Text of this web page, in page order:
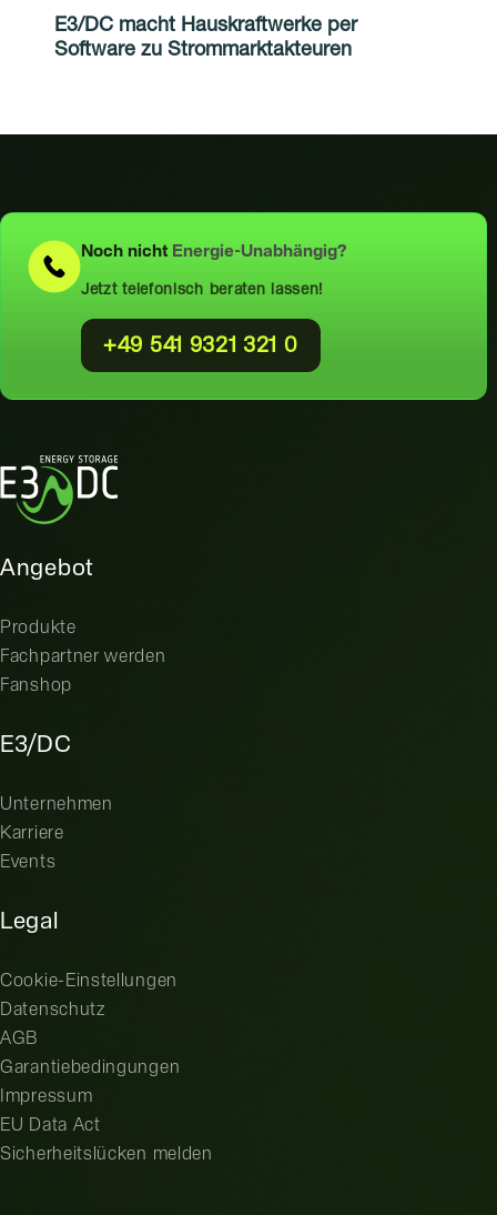
E3/DC macht Hauskraftwerke per
Software zu Strommarktakteuren
Noch nicht Energie-Unabhängig?
Jetzt telefonisch beraten lassen!
+49 541 9321 321 0
Angebot
Produkte
Fachpartner werden
Fanshop
E3/DC
Unternehmen
Karriere
Events
Legal
Cookie-Einstellungen
Datenschutz
AGB
Garantiebedingungen
Impressum
EU Data Act
Sicherheitslücken melden